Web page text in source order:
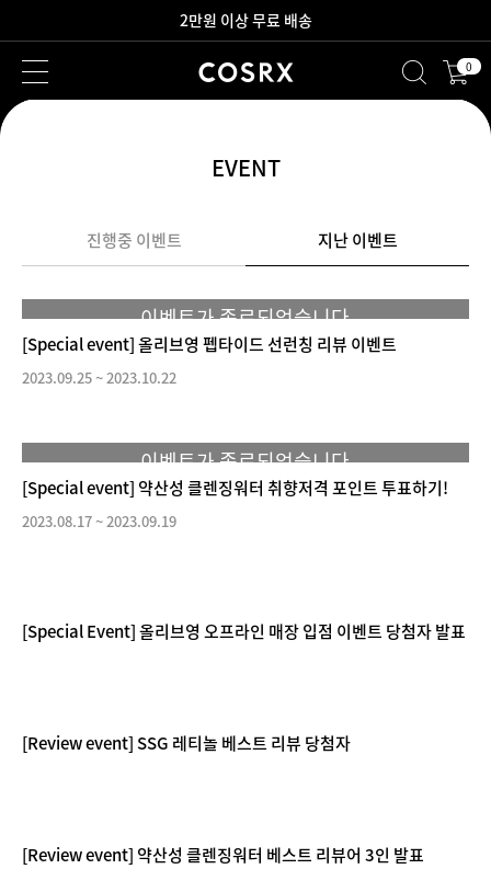
2만원 이상 무료 배송
새로워진 회원 혜택을 만나보세요! 0
EVENT
진행중 이벤트 지난 이벤트
이벤트가 종료되었습니다.
[Special event] 올리브영 펩타이드 선런칭 리뷰 이벤트
2023.09.25 ~2023.10.22
이벤트가 종료되었습니다.
[Special event] 약산성 클렌징워터 취향저격 포인트 투표하기!
2023.08.17 ~2023.09.19
[Special Event] 올리브영 오프라인 매장 입점 이벤트 당첨자 발표
[Review event] SSG 레티놀 베스트 리뷰 당첨자
[Review event] 약산성 클렌징워터 베스트 리뷰어 3인 발표